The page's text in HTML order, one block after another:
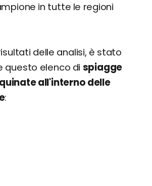
in tutte le regioni
delle analisi, è stato
questo elenco di spiagge
all'interno delle
: